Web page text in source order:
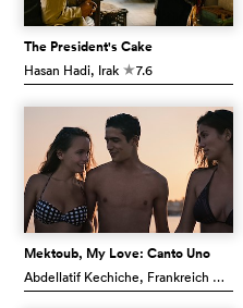
The President's Cake
Hasan Hadi, Irak c7.6
Mektoub, My Love: Canto Uno
Abdellatif Kechiche, Frankreich